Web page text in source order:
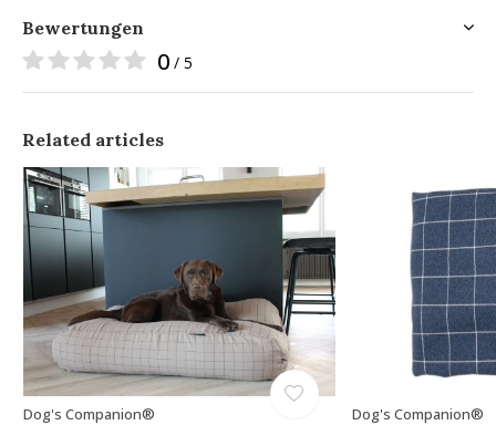
Bewertungen
0 / 5
Related articles
Dog's Companion® Dog's Companion®